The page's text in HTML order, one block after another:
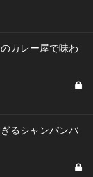
カレー屋で味わ
るシャンパンバ